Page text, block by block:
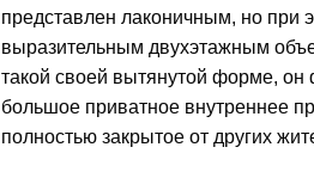
представлен лаконичным, но при
выразительным двухэтажным
такой своей вытянутой форме, он
большое приватное внутреннее
полностью закрытое от других